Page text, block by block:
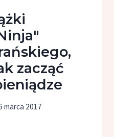
zacząć
marca 2017